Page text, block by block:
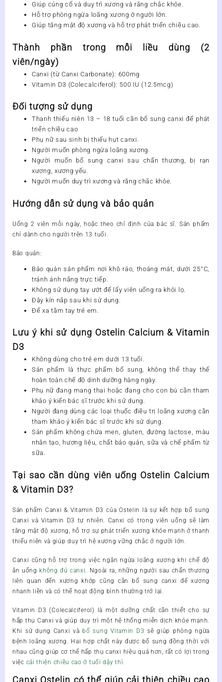
Giúp củng cố và duy trì xương và răng chắc khỏe.
Hỗ trợ phòng ngừa loãng xương ở người lớn.
Giúp tăng mật độ xương và hỗ trợ phát triển chiều cao.
Thành phần trong mỗi liều dùng (2
viên/ngày)
Canxi (từ Canxi Carbonate): 600mg
Vitamin D3 (Colecalciferol): 500 IU (12.5mcg)
Đối tượng sử dụng
Thanh thiếu niên 13 – 18 tuổi cần bổ sung canxi để phát
triển chiều cao
Phụ nữ sau sinh bị thiếu hụt canxi.
Người muốn phòng ngừa loãng xương.
Người muốn bổ sung canxi sau chấn thương, bị rạn
xương, xương yếu.
Người muốn duy trì xương và răng chắc khỏe.
Hướng dẫn sử dụng và bảo quản
Uống 2 viên mỗi ngày, hoặc theo chỉ định của bác sĩ. Sản phẩm
chỉ dành cho người trên 13 tuổi.
Bảo quản:
Bảo quản sản phẩm nơi khô ráo, thoáng mát, dưới 25°C,
tránh ánh nắng trực tiếp.
Không sử dụng tay ướt để lấy viên uống ra khỏi lọ.
Đậy kín nắp sau khi sử dụng.
Để xa tầm tay trẻ em.
Lưu ý khi sử dụng Ostelin Calcium & Vitamin
D3
Không dùng cho trẻ em dưới 13 tuổi.
Sản phẩm là thực phẩm bổ sung, không thể thay thế
hoàn toàn chế độ dinh dưỡng hàng ngày.
Phụ nữ đang mang thai hoặc đang cho con bú cần tham
khảo ý kiến bác sĩ trước khi sử dụng.
Người đang dùng các loại thuốc điều trị loãng xương cần
tham khảo ý kiến bác sĩ trước khi sử dụng.
Sản phẩm không chứa men, gluten, đường lactose, màu
nhân tạo, hương liệu, chất bảo quản, sữa và chế phẩm từ
sữa.
Tại sao cần dùng viên uống Ostelin Calcium
& Vitamin D3?
Sản phẩm Canxi & Vitamin D3 của Ostelin là sự kết hợp bổ sung
Canxi và Vitamin D3 tự nhiên. Canxi có trong viên uống sẽ làm
tăng mật độ xương, hỗ trợ sự phát triển xương khỏe mạnh ở thanh
thiếu niên và giúp duy trì hệ xương vững chắc ở người lớn.
Canxi cũng hỗ trợ trong việc ngăn ngừa loãng xương khi chế độ
ăn uống không đủ canxi
. Ngoài ra, những người sau chấn thương
liên quan đến xương khớp cũng cần bổ sung canxi để xương
nhanh liền và có thể hoạt động bình thường trở lại.
Vitamin D3 (Colecalciferol) là một dưỡng chất cần thiết cho sự
hấp thụ Canxi và giúp duy trì một hệ thống miễn dịch khỏe mạnh.
Khi sử dụng Canxi và bổ sung Vitamin D3 sẽ giúp phòng ngừa
bệnh loãng xương. Hai hợp chất này được bổ sung đồng thời với
nhau cũng giúp cơ thể hấp thụ canxi hiệu quả hơn, rất có lợi trong
việc cải thiện chiều cao ở tuổi dậy thì
Canxi Ostelin có thể giúp cải thiện chiều cao